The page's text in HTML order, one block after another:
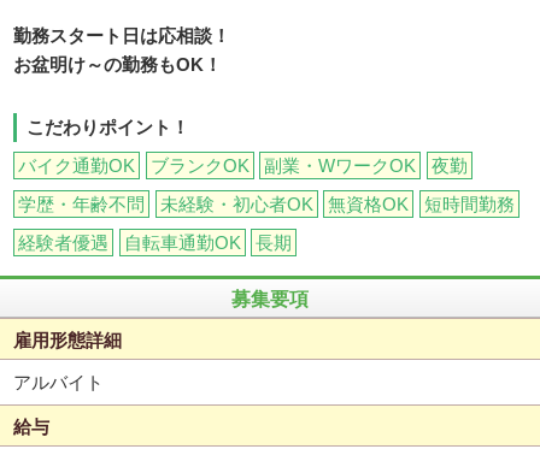
勤務スタート日は応相談！
お盆明け～の勤務もOK！
こだわりポイント！
バイク通勤OK
ブランクOK 副業・WワークOK
夜勤
学歴・年齢不問
未経験・初心者OK 無資格OK
短時間勤務
経験者優遇
自転車通勤OK 長期
募集要項
雇用形態詳細
アルバイト
給与